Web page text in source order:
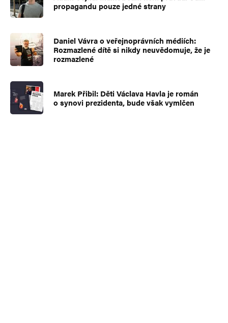
propagandu pouze jedné strany
Daniel Vávra o veřejnoprávních médiích:
Rozmazlené dítě si nikdy neuvědomuje, že je
rozmazlené
Marek Přibil: Děti Václava Havla je román
o synovi prezidenta, bude však vymlčen